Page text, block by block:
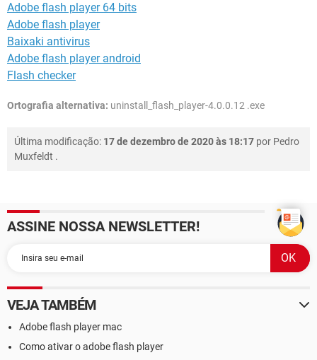
Adobe flash player 64 bits
Adobe flash player
Baixaki antivirus
Adobe flash player android
Flash checker
Ortografia alternativa: uninstall_flash_player-4.0.0.12 .exe
Última modificação: 17 de dezembro de 2020 às 18:17 por Pedro
Muxfeldt .
ASSINE NOSSA NEWSLETTER!
VEJA TAMBÉM
Adobe flash player mac
Como ativar o adobe flash player